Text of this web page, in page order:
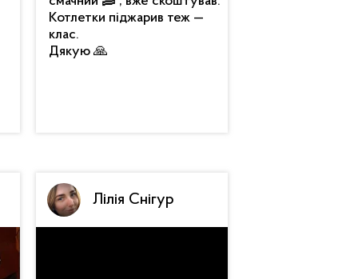
Котлетки піджарив теж —
клас.
Дякую 🙏
Лілія Снігур